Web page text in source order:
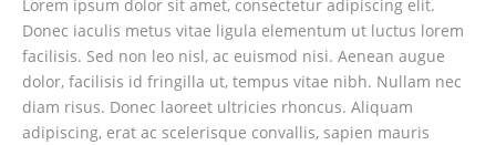
Lorem ipsum dolor sit amet, consectetur adipiscing elit.
Donec iaculis metus vitae ligula elementum ut luctus lorem
facilisis. Sed non leo nisl, ac euismod nisi. Aenean augue
dolor, facilisis id fringilla ut, tempus vitae nibh. Nullam nec
diam risus. Donec laoreet ultricies rhoncus. Aliquam
adipiscing, erat ac scelerisque convallis, sapien mauris